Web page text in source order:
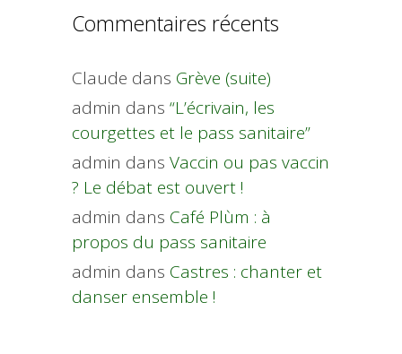
Commentaires récents
Claude dans Grève (suite)
admin dans “L’écrivain, les
courgettes et le pass sanitaire”
admin dans Vaccin ou pas vaccin
? Le débat est ouvert !
admin dans Café Plùm : à
propos du pass sanitaire
admin dans Castres : chanter et
danser ensemble !